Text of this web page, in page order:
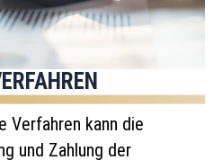
Verfahren kann die
und Zahlung der